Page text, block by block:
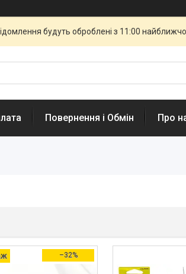
будуть оброблені з 11:00
Повернення і Обмін Про
–32%